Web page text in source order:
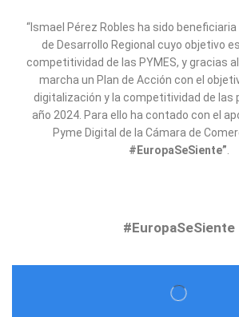
“Ismael Pérez Robles ha sido beneficiaria
de Desarrollo Regional cuyo objetivo
competitividad de las PYMES, y gracias
marcha un Plan de Acción con el
digitalización y la competitividad de las
año 2024. Para ello ha contado con el
Pyme Digital de la Cámara de
#EuropaSeSiente”.
#EuropaSeSiente